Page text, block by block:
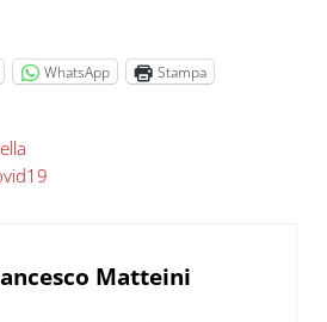
WhatsApp Stampa
Matteini